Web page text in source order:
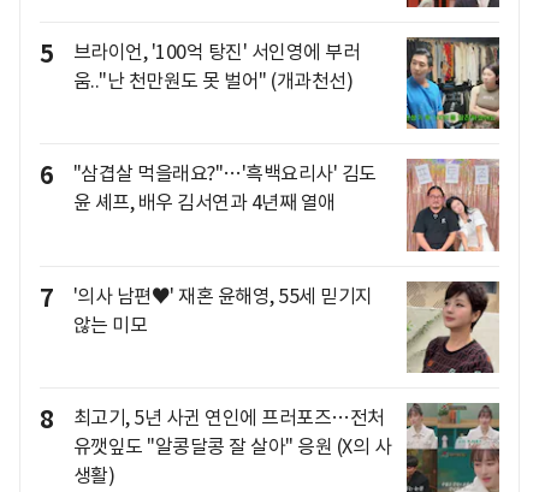
5
브라이언, '100억 탕진' 서인영에 부러
움.."난 천만원도 못 벌어" (개과천선)
6
"삼겹살 먹을래요?"…'흑백요리사' 김도
윤 셰프, 배우 김서연과 4년째 열애
7
'의사 남편♥' 재혼 윤해영, 55세 믿기지
않는 미모
8
최고기, 5년 사귄 연인에 프러포즈…전처
유깻잎도 "알콩달콩 잘 살아" 응원 (X의 사
생활)